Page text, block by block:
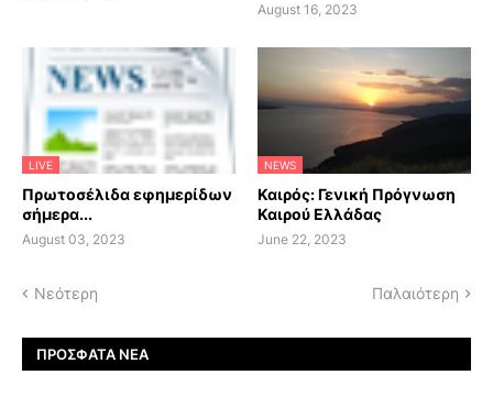
August 16, 2023
LIVE
Πρωτοσέλιδα εφημερίδων
σήμερα...
August 03, 2023
NEWS
Καιρός: Γενική Πρόγνωση
Καιρού Ελλάδας
June 22, 2023
Νεότερη Παλαιότερη
ΠΡΌΣΦΑΤΑ ΝΈΑ